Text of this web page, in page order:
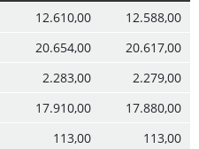
12.610,00
12.588,00
20.654,00
20.617,00
2.283,00
2.279,00
17.910,00
17.880,00
113,00
113,00